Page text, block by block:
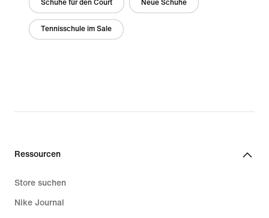
Schuhe für den Court Neue Schuhe
Tennisschule im Sale
Ressourcen
Store suchen
Nike Journal